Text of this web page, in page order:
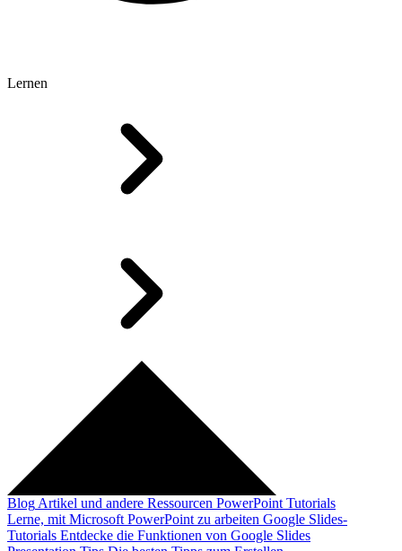
Lernen
Blog Artikel und andere Ressourcen PowerPoint Tutorials
Lerne, mit Microsoft PowerPoint zu arbeiten Google Slides-
Tutorials Entdecke die Funktionen von Google Slides